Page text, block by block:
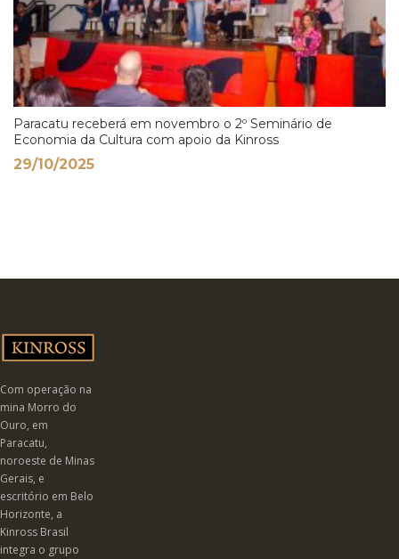
Paracatu receberá em novembro o 2º Seminário de
Economia da Cultura com apoio da Kinross
29/10/2025
Com operação na
mina Morro do
Ouro, em
Paracatu,
noroeste de Minas
Gerais, e
escritório em Belo
Horizonte, a
Kinross Brasil
integra o grupo